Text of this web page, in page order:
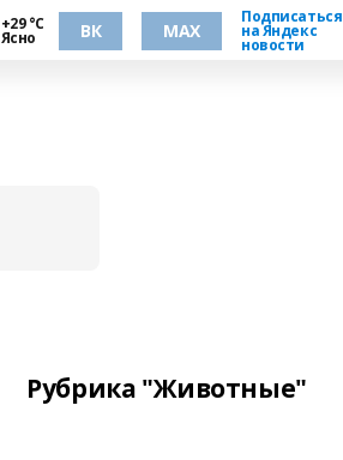
+29 °С
Ясно ВК MAX
Подписаться
на Яндекс
новости
Рубрика "Животные"